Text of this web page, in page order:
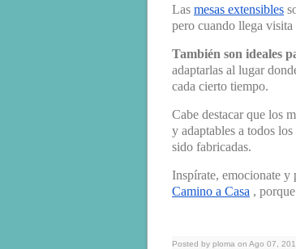
Las mesas extensibles
pero cuando llega visita
También son ideales
adaptarlas al lugar
cada cierto tiempo.
Cabe destacar que los
y adaptables a todos
sido fabricadas.
Inspírate, emocionate y
Camino a Casa ,
Posted by ploma on Ago 07,